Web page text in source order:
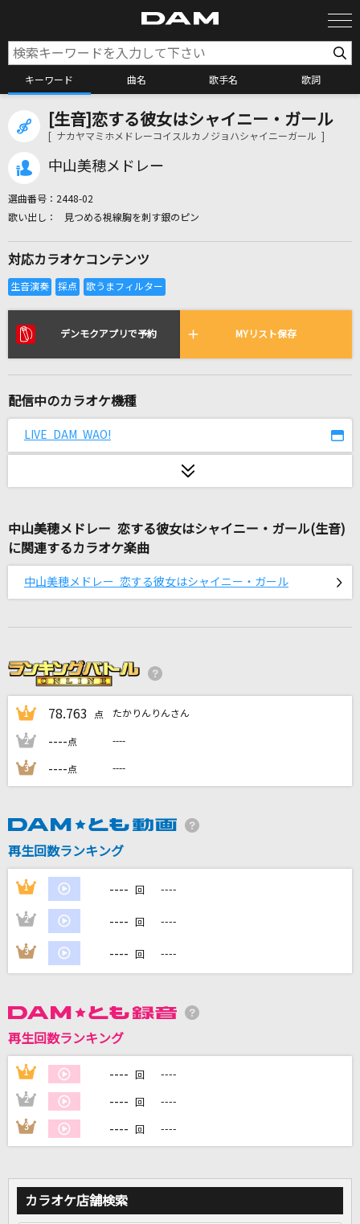
キーワード 曲名 歌手名 歌詞
カラオケ検索
全国りれき
リアルタイムで歌われている曲の一覧
悲しき友情
小樽にて
赤いスイートピー
ver.)
[生音]冬の花
宮本浩次
あぶく
ヨルシカ
BUMP OF CHICKEN
幕が上がる
back number
クランベリーとパンケーキ
米津玄師
DAMの新曲・ランキングなど
[生音]恋する彼女はシャイニー・ガール
[ ナカヤマミホメドレーコイスルカノジョハシャイニーガール ]
中山美穂メドレー
選曲番号： 2448-02
見つめる視線胸を刺す銀のピン
対応カラオケコンテンツ
デンモクアプリで予約 MYリスト保存
配信中のカラオケ機種
LIVE DAM WAO!
中山美穂メドレー 恋する彼女はシャイニー・ガール(生音)
に関連するカラオケ楽曲
中山美穂メドレー 恋する彼女はシャイニー・ガール
1 78.763 点 たかりんりんさん
2 ----点 ----
3 ----点 ----
再生回数ランキング
1 ---- 回 ----
2 ---- 回 ----
3 ---- 回 ----
再生回数ランキング
1 ---- 回 ----
2 ---- 回 ----
3 ---- 回 ----
カラオケ店舗検索